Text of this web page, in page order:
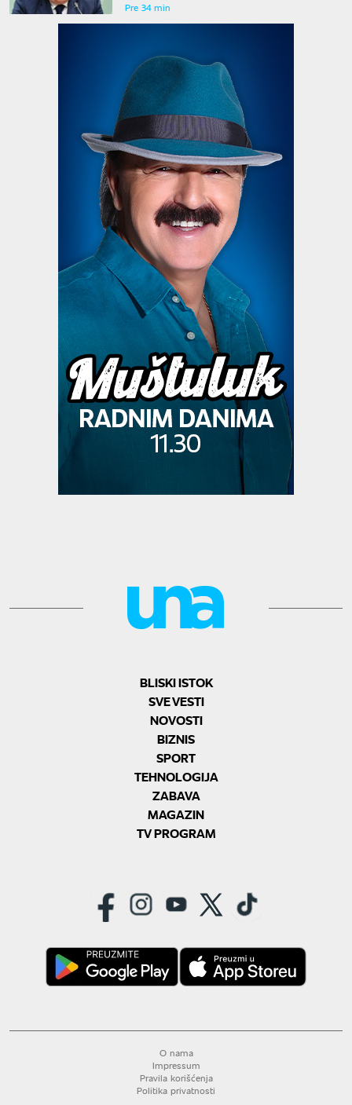
Pre 34 min
BLISKI ISTOK
SVE VESTI
NOVOSTI
BIZNIS
SPORT
TEHNOLOGIJA
ZABAVA
MAGAZIN
TV PROGRAM
O nama
Impressum
Pravila korišćenja
Politika privatnosti